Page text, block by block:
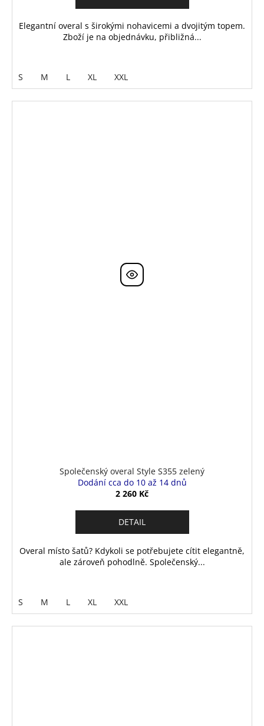
Elegantní overal s širokými nohavicemi a dvojitým topem.
Zboží je na objednávku, přibližná...
S M L XL XXL
Společenský overal Style S355 zelený
Dodání cca do 10 až 14 dnů
2 260 Kč
DETAIL
Overal místo šatů? Kdykoli se potřebujete cítit elegantně,
ale zároveň pohodlně. Společenský...
S M L XL XXL